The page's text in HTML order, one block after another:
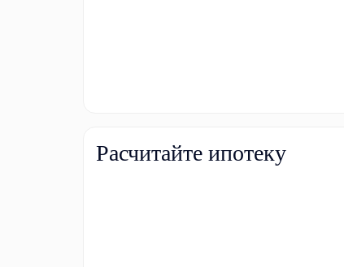
Расчитайте ипотеку